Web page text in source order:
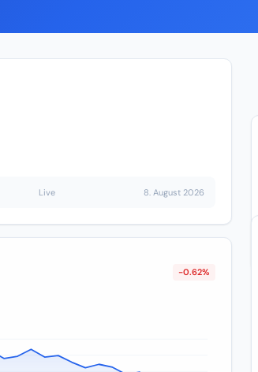
Live 8. August 2026
-0.62%